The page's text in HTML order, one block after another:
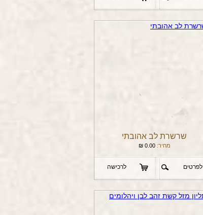
שרשרת לב אהובתי
מחיר: 0.00
₪
לפרטים לרכישה